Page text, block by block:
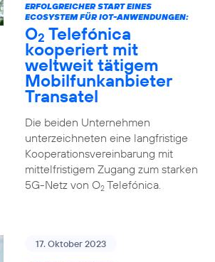
ERFOLGREICHER START EINES
ECOSYSTEM FÜR IOT-ANWENDUNGEN:
O2 Telefónica
kooperiert mit
weltweit tätigem
Mobilfunkanbieter
Transatel
Die beiden Unternehmen
unterzeichneten eine langfristige
Kooperationsvereinbarung mit
mittelfristigem Zugang zum starken
5G-Netz von O2Telefónica.
17. Oktober 2023